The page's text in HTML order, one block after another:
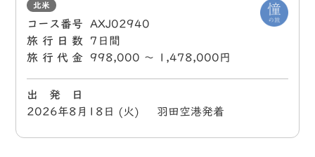
北米
コース番号
AXJ02940
旅行日数
7日間
旅行代金
998,000 〜 1,478,000円
出 発 日
2026年8月18日 (火) 羽田空港発着